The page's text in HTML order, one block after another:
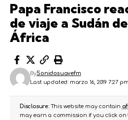
Papa Francisco
de viaje a Sudán
África
Last updated: marzo 16, 2019 7:27 pm
BySonidosuavefm
Disclosure:This website may contain
may earn a commission if you click on